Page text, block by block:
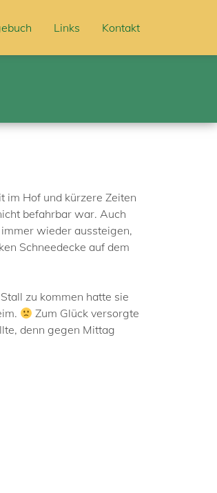
Links Kontakt
im Hof und kürzere Zeiten
befahrbar war. Auch
wieder aussteigen,
Schneedecke auf dem
zu kommen hatte sie
Zum Glück versorgte
denn gegen Mittag